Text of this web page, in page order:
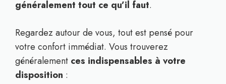
généralement tout ce qu’il faut.
Regardez autour de vous, tout est pensé pour
votre confort immédiat. Vous trouverez
généralement ces indispensables à votre
disposition :